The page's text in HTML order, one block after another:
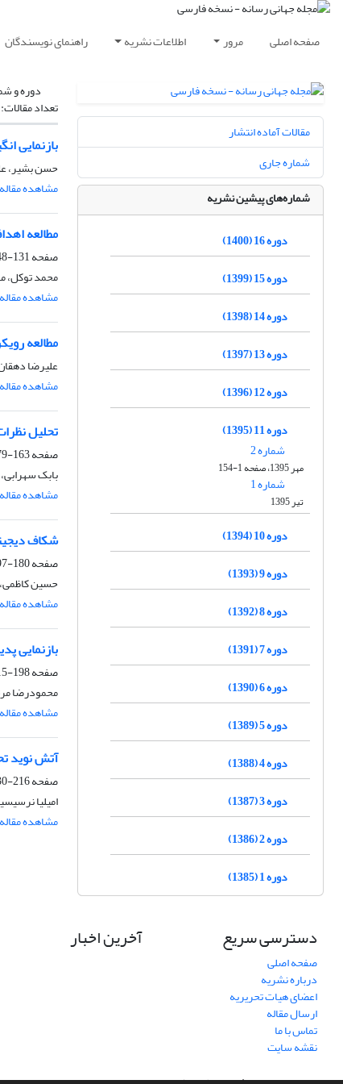
صفحه اصلی مرور اطلاعات نشریه راهنمای نویسندگان
دوره و
تعداد مقالات:
بازنمایی
حسن بشیر،
مشاهده مقاله
مطالعه
صفحه131-148
محمد توکل،
مشاهده مقاله
مطالعه
علیرضا
مشاهده مقاله
تحلیل
صفحه163-179
بابک
مشاهده مقاله
شکاف
صفحه180-197
حسین
مشاهده مقاله
بازنمایی
صفحه198-215
محمودرضا
مشاهده مقاله
آتش نوید
صفحه216-230
امیلیا
مشاهده مقاله
مقالات آماده انتشار
شماره جاری
شماره‌های پیشین نشریه
دوره 16 (1400)
دوره 15 (1399)
دوره 14 (1398)
دوره 13 (1397)
دوره 12 (1396)
دوره 11 (1395)
شماره 2
مهر 1395، صفحه 1-154
شماره 1
تیر 1395
دوره 10 (1394)
دوره 9 (1393)
دوره 8 (1392)
دوره 7 (1391)
دوره 6 (1390)
دوره 5 (1389)
دوره 4 (1388)
دوره 3 (1387)
دوره 2 (1386)
دوره 1 (1385)
دسترسی سریع
صفحه اصلی
درباره نشریه
اعضای هیات تحریریه
ارسال مقاله
تماس با ما
نقشه سایت
آخرین اخبار